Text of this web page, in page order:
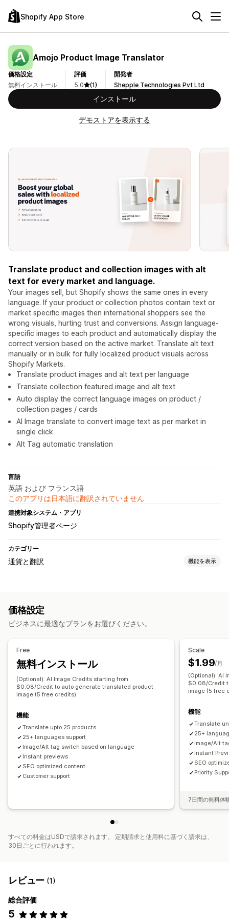
Shopify App Store
Amojo Product Image Translator
価格設定
無料インストール
評価
5.0
(1)
開発者
Shepple Technologies Pvt Ltd
インストール
デモストアを表示する
Translate product and collection images with alt
text for every market and language.
Your images sell, but Shopify shows the same ones in every
language. If your product or collection photos contain text or
market specific images then international shoppers see the
wrong visuals, hurting trust and conversions. Assign language-
specific images to each product and automatically display the
correct version based on the active market. Translate alt text
manually or in bulk for fully localized product visuals across
Shopify Markets.
Translate product images and alt text per language
Translate collection featured image and alt text
Auto display the correct language images on product /
collection pages / cards
AI Image translate to convert image text as per market in
single click
Alt Tag automatic translation
言語
英語 および フランス語
このアプリは日本語に翻訳されていません
連携対象システム・アプリ
Shopify管理者ページ
カテゴリー
通貨と翻訳 機能を表示
SEO翻訳 プロによる翻訳
価格設定
ビジネスに最適なプランをお選びください。
Free
無料インストール
(Optional): AI Image Credits starting from
$0.08/Credit to auto generate translated product
image (5 free credits)
機能
Translate upto 25 products
25+ languages support
Image/Alt tag switch based on language
Instant previews
SEO optimized content
Customer support
Scale
$1.99/月
(Optional): AI
$0.08/Credit
image (5 free
機能
Translate
25+
Image/Alt
Instant
SEO
Priority
7日間の無料体
すべての料金はUSDで請求されます。 定期請求と使用料に基づく請求は、
30日ごとに行われます。
レビュー (1)
総合評価
5